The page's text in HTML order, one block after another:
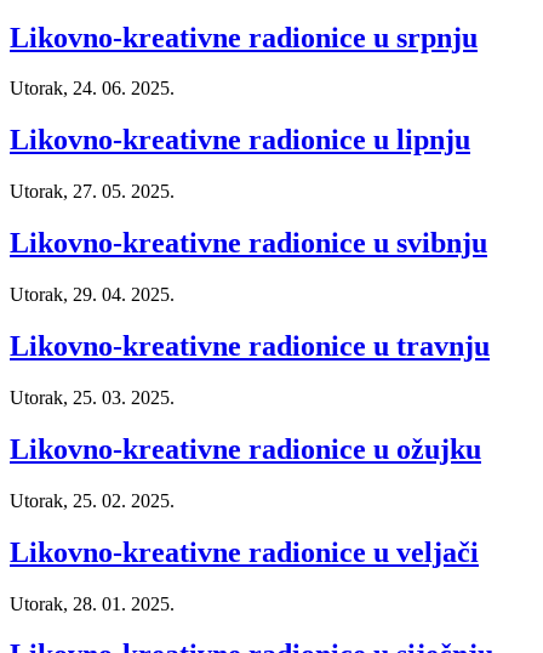
Likovno-kreativne radionice u srpnju
Utorak, 24. 06. 2025.
Likovno-kreativne radionice u lipnju
Utorak, 27. 05. 2025.
Likovno-kreativne radionice u svibnju
Utorak, 29. 04. 2025.
Likovno-kreativne radionice u travnju
Utorak, 25. 03. 2025.
Likovno-kreativne radionice u ožujku
Utorak, 25. 02. 2025.
Likovno-kreativne radionice u veljači
Utorak, 28. 01. 2025.